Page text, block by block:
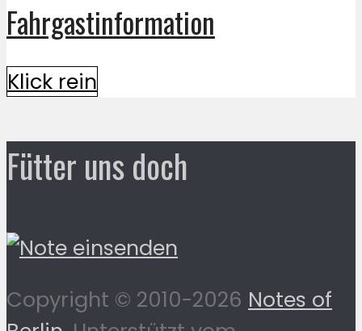
Fahrgastinformation
Klick rein
Fütter uns doch
Copyright © 2010-2026 Notes of